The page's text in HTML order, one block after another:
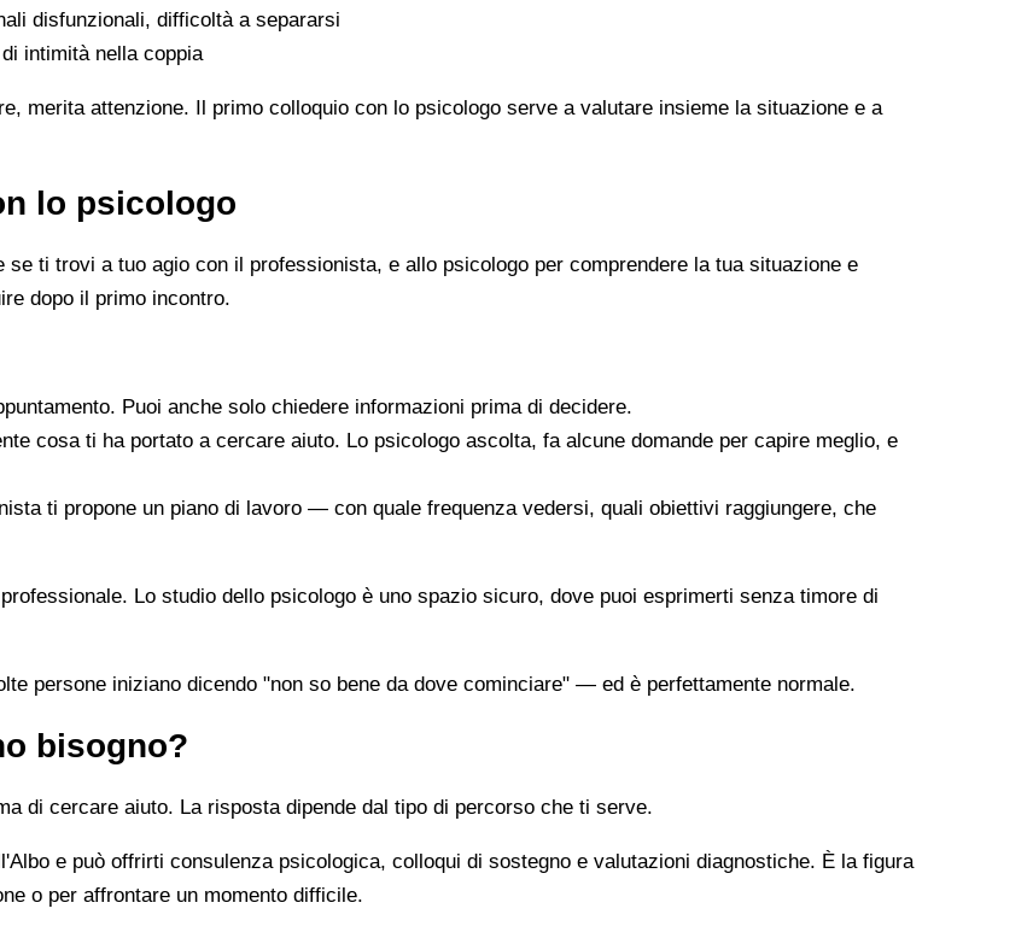
disfunzionali, difficoltà a separarsi
intimità nella coppia
merita attenzione. Il primo colloquio con lo psicologo serve a valutare insieme la situazione e a
lo psicologo
ti trovi a tuo agio con il professionista, e allo psicologo per comprendere la tua situazione e
dopo il primo incontro.
Puoi anche solo chiedere informazioni prima di decidere.
cosa ti ha portato a cercare aiuto. Lo psicologo ascolta, fa alcune domande per capire meglio, e
ti propone un piano di lavoro — con quale frequenza vedersi, quali obiettivi raggiungere, che
Lo studio dello psicologo è uno spazio sicuro, dove puoi esprimerti senza timore di
persone iniziano dicendo "non so bene da dove cominciare" — ed è perfettamente normale.
bisogno?
di cercare aiuto. La risposta dipende dal tipo di percorso che ti serve.
e può offrirti consulenza psicologica, colloqui di sostegno e valutazioni diagnostiche. È la figura
o per affrontare un momento difficile.